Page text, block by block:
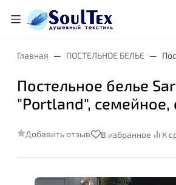
Главная ПОСТЕЛЬНОЕ БЕЛЬЕ
Постельное белье
"Portland", семейное,
Добавить отзыв В избранное К